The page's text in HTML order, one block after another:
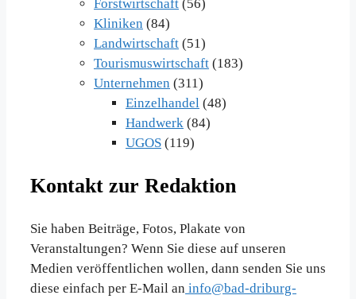
Forstwirtschaft (56)
Kliniken (84)
Landwirtschaft (51)
Tourismuswirtschaft (183)
Unternehmen (311)
Einzelhandel (48)
Handwerk (84)
UGOS (119)
Kontakt zur Redaktion
Sie haben Beiträge, Fotos, Plakate von
Veranstaltungen? Wenn Sie diese auf unseren
Medien veröffentlichen wollen, dann senden Sie uns
diese einfach per E-Mail an info@bad-driburg-